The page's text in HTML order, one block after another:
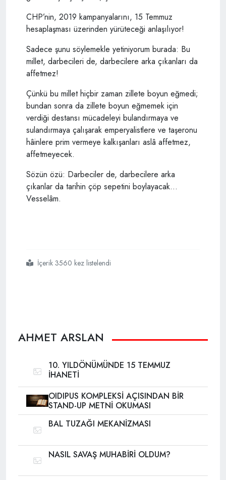
CHP’nin, 2019 kampanyalarını, 15 Temmuz
hesaplaşması üzerinden yürüteceği anlaşılıyor!
Sadece şunu söylemekle yetiniyorum burada: Bu
millet, darbecileri de, darbecilere arka çıkanları da
affetmez!
Çünkü bu millet hiçbir zaman zillete boyun eğmedi;
bundan sonra da zillete boyun eğmemek için
verdiği destansı mücadeleyi bulandırmaya ve
sulandırmaya çalışarak emperyalistlere ve taşeronu
hâinlere prim vermeye kalkışanları aslâ affetmez,
affetmeyecek.
Sözün özü: Darbeciler de, darbecilere arka
çıkanlar da tarihin çöp sepetini boylayacak...
Vesselâm.
#darbeciler
#de
#darbecilere
#arka
#çıkanlar
#da
#tarihin
#çöp
#sepetini
#boylayacak
İçerik 3560 kez listelendi
AHMET ARSLAN
10. YILDÖNÜMÜNDE 15 TEMMUZ
İHANETİ
OIDIPUS KOMPLEKSİ AÇISINDAN BİR
STAND-UP METNİ OKUMASI
BAL TUZAĞI MEKANİZMASI
NASIL SAVAŞ MUHABİRİ OLDUM?